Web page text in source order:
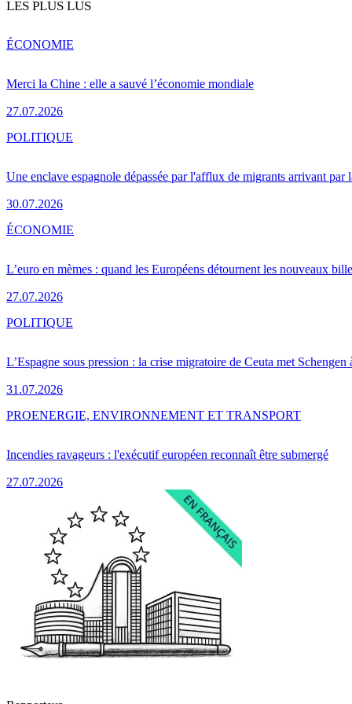
LES PLUS LUS
Merci la Chine : elle a sauvé l’économie mondiale
27.07.2026
ÉCONOMIE
Une enclave espagnole dépassée par l'afflux de migrants arrivant par
30.07.2026
POLITIQUE
L’euro en mèmes : quand les Européens détournent les nouveaux
27.07.2026
ÉCONOMIE
L’Espagne sous pression : la crise migratoire de Ceuta met Schengen
31.07.2026
POLITIQUE
Incendies ravageurs : l'exécutif européen reconnaît être submergé
27.07.2026
PROENERGIE, ENVIRONNEMENT ET TRANSPORT